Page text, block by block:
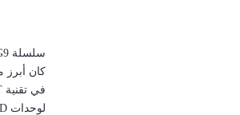
سلسلة
كان أبرز
في تقنية
لوحدات